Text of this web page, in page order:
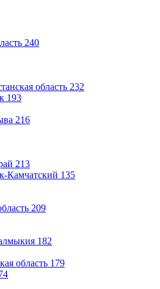
240
область 232
193
216
213
Камчатский 135
209
182
область 179